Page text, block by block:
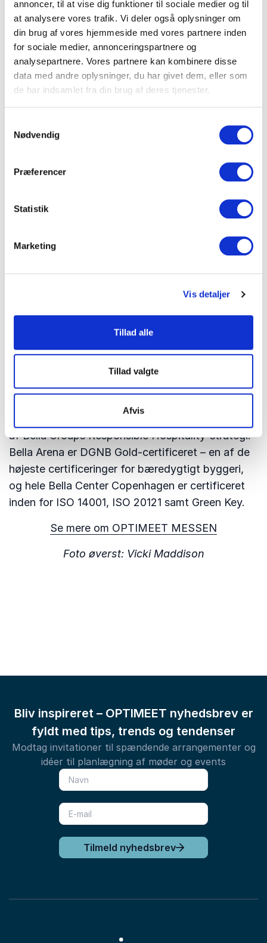
annoncer, til at vise dig funktioner til sociale medier og til
at analysere vores trafik. Vi deler også oplysninger om
din brug af vores hjemmeside med vores partnere inden
for sociale medier, annonceringspartnere og
analysepartnere. Vores partnere kan kombinere disse
data med andre oplysninger, du har givet dem, eller som
de har indsamlet fra din brug af deres tjenester.
Nødvendig
Præferencer
Statistik
Marketing
Vis detaljer
Tillad alle
Tillad valgte
Afvis
Bred vifte af udstillere fra
Danmark og udlandet
Med over 300 udstillere i messens nye venue
Bella Arena i 2025 bliver OPTIMEET MESSEN
større end nogensinde før og får en bredere
Danmark, Sverige, Norge, Færøerne, Grønland,
Udstillerne omfatter en bred vifte af hoteller og
heriblandt cateringvirksomheder, eventbureauer
præsentere deres seneste tilbud og innovative
løsninger.
Med flytningen til Bella Arena får OPTIMEET
faciliteter men også et venue, der matcher
messens fokus på bæredygtighed perfekt.
graders tilgang til bæredygtighed og som en del
af Bella Groups Responsible Hospitality-strategi.
Bella Arena er DGNB Gold-certificeret – en af de
højeste certificeringer for bæredygtigt byggeri,
og hele Bella Center Copenhagen er certificeret
inden for ISO 14001, ISO 20121 samt Green Key.
Se mere om OPTIMEET MESSEN
Foto øverst: Vicki Maddison
Bliv inspireret – OPTIMEET nyhedsbrev er
fyldt med tips, trends og tendenser
Modtag invitationer til spændende arrangementer og
idéer til planlægning af møder og events
Tilmeld nyhedsbrev